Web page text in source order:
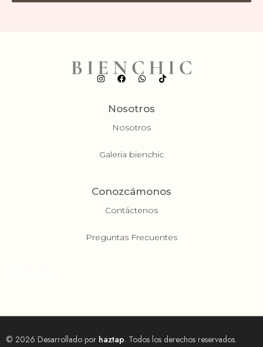
Nosotros
Nosotros
Galeria bienchic
Conozcámonos
Contáctenos
Preguntas Frecuentes
© 2026 Desarrollado por haztap. Todos los derechos reservados.